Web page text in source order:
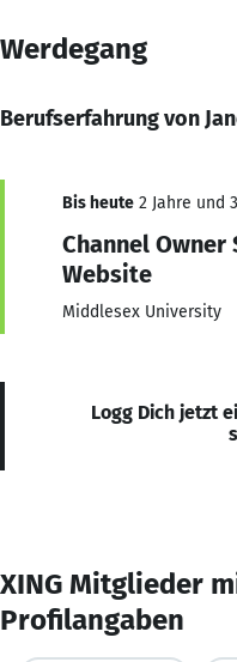
Werdegang
Berufserfahrung von
Bis heute 2 Jahre und
Channel Owner
Website
Middlesex University
Logg Dich jetzt
XING Mitglieder
Profilangaben